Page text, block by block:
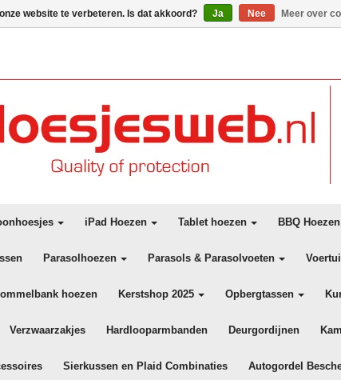
iPad Hoezen Tablet hoezen BBQ Hoezen
Parasolhoezen Parasols & Parasolvoeten
hoezen Kerstshop 2025 Opbergtassen
Verzwaarzakjes Hardlooparmbanden Deurgordijnen
Sierkussen en Plaid Combinaties Autogordel
website te verbeteren. Is dat akkoord? Ja Nee Meer over